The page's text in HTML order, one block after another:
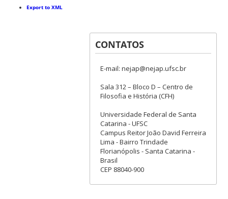
Export to XML
CONTATOS
E-mail: nejap@nejap.ufsc.br
Sala 312 – Bloco D – Centro de
Filosofia e História (CFH)
Universidade Federal de Santa
Catarina - UFSC
Campus Reitor João David Ferreira
Lima - Bairro Trindade
Florianópolis - Santa Catarina -
Brasil
CEP 88040-900